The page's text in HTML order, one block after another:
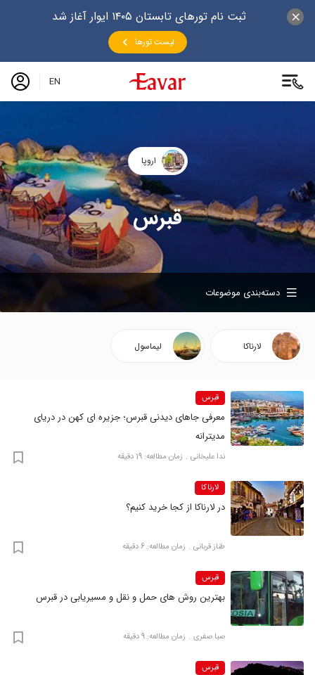
ثبت نام تورهای تابستان ۱۴۰۵ ایوار آغاز شد
لیست تورها
EN
اروپا
قبرس
دسته‌بندی موضوعات
لارناکا لیماسول
قبرس
معرفی جاهای دیدنی قبرس؛ جزیره ای کهن در دریای
مدیترانه
ندا علیخانی زمان مطالعه: 19 دقیقه
لارناکا
در لارناکا از کجا خرید کنیم؟
طناز قربانی زمان مطالعه: 6 دقیقه
قبرس
بهترین روش های حمل و نقل و مسیریابی در قبرس
صبا صفری زمان مطالعه: 9 دقیقه
قبرس